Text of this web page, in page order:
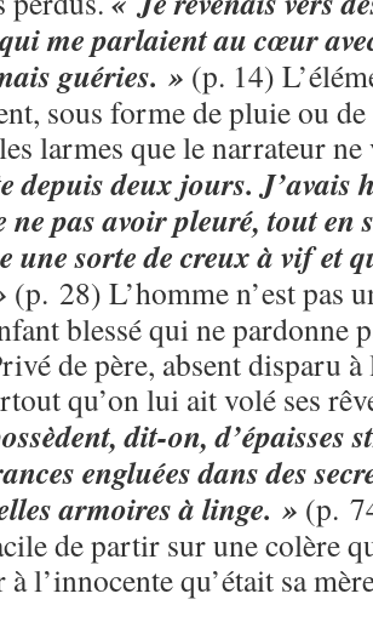
me parlaient au cœur
guéries. » (p. 14)
sous forme de pluie ou
larmes que le narrateur
depuis deux jours. J’avais
ne pas avoir pleuré, tout en
une sorte de creux à vif et
(p. 28) L’homme n’est pas
blessé qui ne pardonne
de père, absent disparu
qu’on lui ait volé ses
dit-on, d’épaisses
engluées dans des
armoires à linge. » (p.
de partir sur une colère
l’innocente qu’était sa